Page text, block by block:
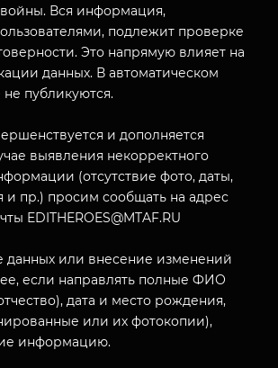
КОМПЛЕКС
Вся информация,
подлежит проверке
Это напрямую влияет на
данных. В автоматическом
публикуются.
и дополняется
выявления некорректного
(отсутствие фото, даты,
и пр.) просим сообщать на адрес
EDITHEROES@MTAF.RU
данных или внесение изменений
если направлять полные ФИО
дата и место рождения,
или их фотокопии),
информацию.